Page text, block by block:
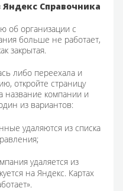
Справочника
об организации с
больше не работает,
закрытая.
либо переехала и
откройте страницу
название компании и
из вариантов:
удаляются из списка
удаляется из
на Яндекс. Картах